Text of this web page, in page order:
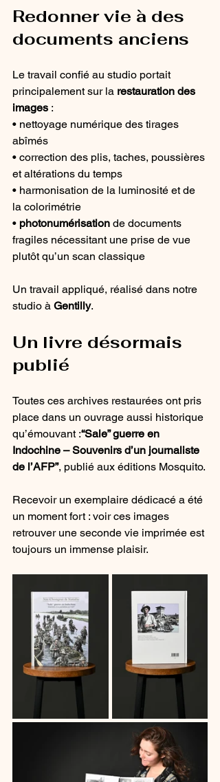
Redonner vie à des
documents anciens
Le travail confié au studio portait
principalement sur la restauration des
images :
• nettoyage numérique des tirages
abîmés
• correction des plis, taches, poussières
et altérations du temps
• harmonisation de la luminosité et de
la colorimétrie
• photonumérisation de documents
fragiles nécessitant une prise de vue
plutôt qu’un scan classique
Un travail appliqué, réalisé dans notre
studio à Gentilly.
Un livre désormais
publié
Toutes ces archives restaurées ont pris
place dans un ouvrage aussi historique
qu’émouvant :“Sale” guerre en
Indochine – Souvenirs d’un journaliste
de l’AFP”, publié aux éditions Mosquito.
Recevoir un exemplaire dédicacé a été
un moment fort : voir ces images
retrouver une seconde vie imprimée est
toujours un immense plaisir.